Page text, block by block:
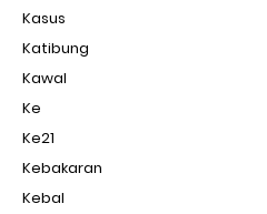
Kasus
Katibung
Kawal
Ke
Ke21
Kebakaran
Kebal